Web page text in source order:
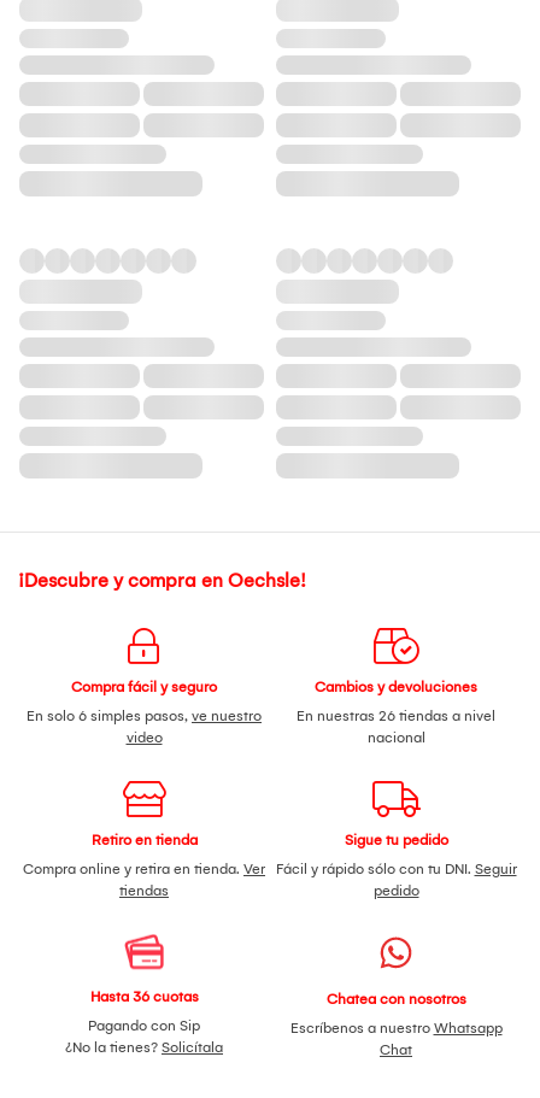
¡Descubre y compra en Oechsle!
Compra fácil y seguro
En solo 6 simples pasos, ve nuestro
video
Cambios y devoluciones
En nuestras 26 tiendas a nivel
nacional
Retiro en tienda
Compra online y retira en tienda. Ver
tiendas
Sigue tu pedido
Fácil y rápido sólo con tu DNI. Seguir
pedido
Hasta 36 cuotas
Pagando con Sip
¿No la tienes? Solicítala
Chatea con nosotros
Escríbenos a nuestro Whatsapp
Chat